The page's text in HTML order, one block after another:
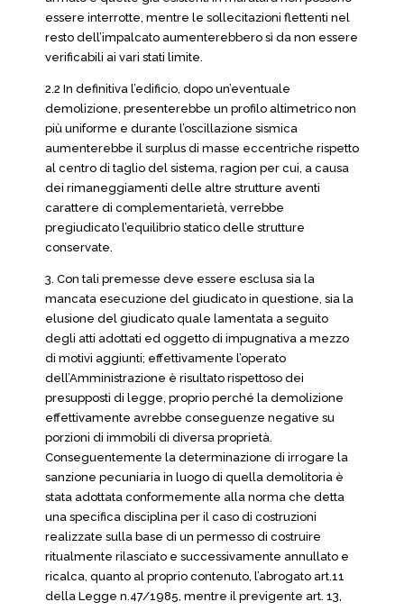
essere interrotte, mentre le sollecitazioni flettenti nel
resto dell’impalcato aumenterebbero sì da non essere
verificabili ai vari stati limite.
2.2 In definitiva l’edificio, dopo un’eventuale
demolizione, presenterebbe un profilo altimetrico non
più uniforme e durante l’oscillazione sismica
aumenterebbe il surplus di masse eccentriche rispetto
al centro di taglio del sistema, ragion per cui, a causa
dei rimaneggiamenti delle altre strutture aventi
carattere di complementarietà, verrebbe
pregiudicato l’equilibrio statico delle strutture
conservate.
3. Con tali premesse deve essere esclusa sia la
mancata esecuzione del giudicato in questione, sia la
elusione del giudicato quale lamentata a seguito
degli atti adottati ed oggetto di impugnativa a mezzo
di motivi aggiunti; effettivamente l’operato
dell’Amministrazione è risultato rispettoso dei
presupposti di legge, proprio perché la demolizione
effettivamente avrebbe conseguenze negative su
porzioni di immobili di diversa proprietà.
Conseguentemente la determinazione di irrogare la
sanzione pecuniaria in luogo di quella demolitoria è
stata adottata conformemente alla norma che detta
una specifica disciplina per il caso di costruzioni
realizzate sulla base di un permesso di costruire
ritualmente rilasciato e successivamente annullato e
ricalca, quanto al proprio contenuto, l’abrogato art.11
della Legge n.47/1985, mentre il previgente art. 13,